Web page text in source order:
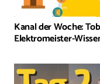
Kanal der Woche:
Elektromeister-